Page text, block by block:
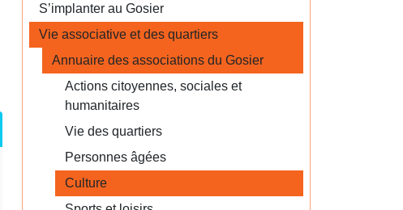
S’implanter au Gosier
Vie associative et des quartiers
Annuaire des associations du Gosier
Actions citoyennes, sociales et
humanitaires
Vie des quartiers
Personnes âgées
Culture